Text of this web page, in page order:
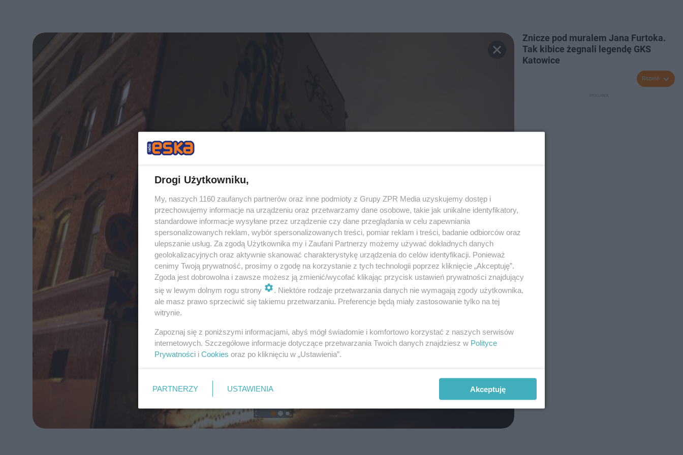
Znicze pod muralem Jana Furtoka.
Tak kibice żegnali legendę GKS
Katowice
Rozwiń
Drogi Użytkowniku,
My, naszych 1160 zaufanych partnerów oraz inne podmioty z Grupy ZPR Media uzyskujemy dostęp i
przechowujemy informacje na urządzeniu oraz przetwarzamy dane osobowe, takie jak unikalne identyfikatory,
standardowe informacje wysyłane przez urządzenie czy dane przeglądania w celu zapewniania
spersonalizowanych reklam, wybór spersonalizowanych treści, pomiar reklam i treści, badanie odbiorców oraz
ulepszanie usług. Za zgodą Użytkownika my i Zaufani Partnerzy możemy używać dokładnych danych
geolokalizacyjnych oraz aktywnie skanować charakterystykę urządzenia do celów identyfikacji. Ponieważ
cenimy Twoją prywatność, prosimy o zgodę na korzystanie z tych technologii poprzez kliknięcie „Akceptuję”.
Zgoda jest dobrowolna i zawsze możesz ją zmienić/wycofać klikając przycisk ustawień prywatności znajdujący
się w lewym dolnym rogu strony
. Niektóre rodzaje przetwarzania danych nie wymagają zgody użytkownika,
ale masz prawo sprzeciwić się takiemu przetwarzaniu. Preferencje będą miały zastosowanie tylko na tej
witrynie.
Zapoznaj się z poniższymi informacjami, abyś mógł świadomie i komfortowo korzystać z naszych serwisów
internetowych. Szczegółowe informacje dotyczące przetwarzania Twoich danych znajdziesz w Polityce
Prywatności i Cookies oraz po kliknięciu w „Ustawienia”.
PARTNERZY USTAWIENIA Akceptuję